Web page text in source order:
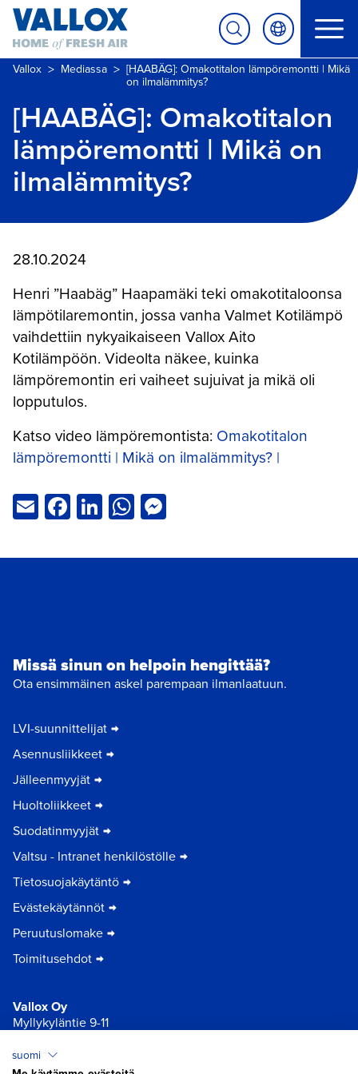
Vallox > Mediassa > [HAABÄG]: Omakotitalon lämpöremontti | Mikä
on ilmalämmitys?
[HAABÄG]: Omakotitalon
lämpöremontti | Mikä on
ilmalämmitys?
28.10.2024
Henri ”Haabäg” Haapamäki teki omakotitaloonsa
lämpötilaremontin, jossa vanha Valmet Kotilämpö
vaihdettiin nykyaikaiseen Vallox Aito
Kotilämpöön. Videolta näkee, kuinka
lämpöremontin eri vaiheet sujuivat ja mikä oli
lopputulos.
Katso video lämpöremontista: Omakotitalon
lämpöremontti | Mikä on ilmalämmitys? |
EmailFacebook
LinkedIn
WhatsApp
Missä sinun on helpoin hengittää?
Ota ensimmäinen askel parempaan ilmanlaatuun.
LVI-suunnittelijat
Asennusliikkeet
Jälleenmyyjät
Huoltoliikkeet
Suodatinmyyjät
Valtsu - Intranet henkilöstölle
Tietosuojakäytäntö
Evästekäytännöt
Peruutuslomake
Toimitusehdot
Vallox Oy
Myllykyläntie 9-11
suomi